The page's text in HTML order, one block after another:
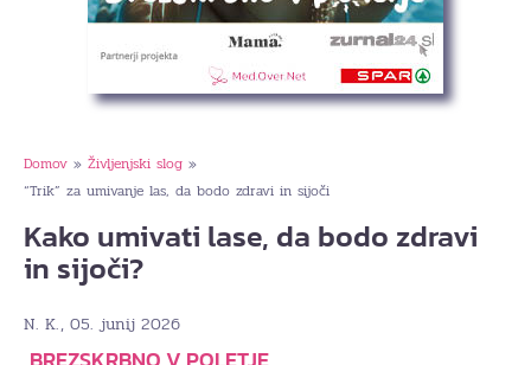
Domov » Življenjski slog »
“Trik” za umivanje las, da bodo zdravi in sijoči
Kako umivati lase, da bodo zdravi
in sijoči?
N. K., 05. junij 2026